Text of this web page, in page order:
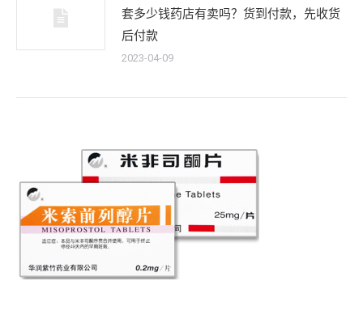
套多少钱药店有卖吗？货到付款，先收货
后付款
2023-04-09